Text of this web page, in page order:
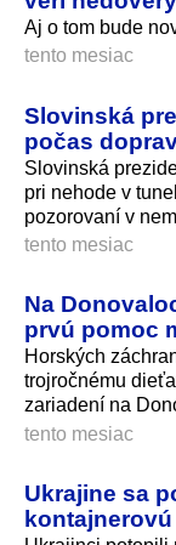
Aj o tom bude
tento mesiac
Slovinská
počas
Slovinská
pri nehode v
pozorovaní v
tento mesiac
Na
prvú pomoc
Horských
trojročnému
zariadení na
tento mesiac
Ukrajine sa